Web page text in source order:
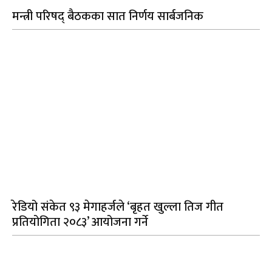
मन्त्री परिषद् बैठकका सात निर्णय सार्बजनिक
रेडियो संकेत ९३ मेगाहर्जले ‘बृहत खुल्ला तिज गीत
प्रतियोगिता २०८३’ आयोजना गर्ने